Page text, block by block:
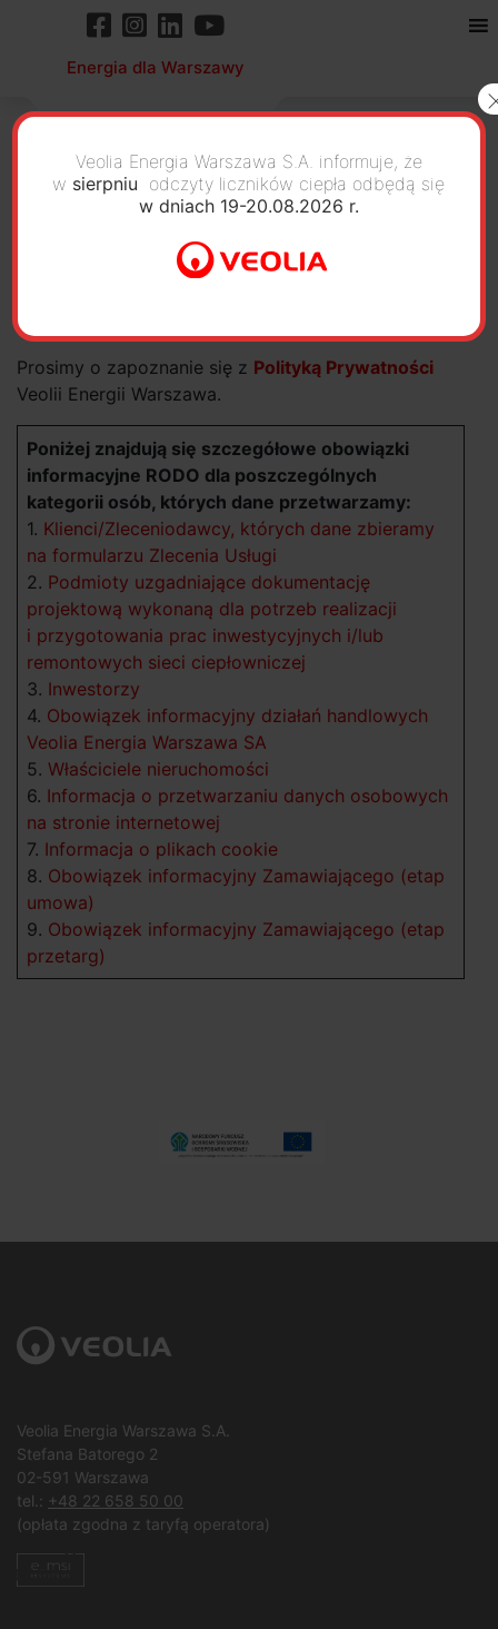
Energia dla Warszawy
Szanowni Państwo,
Prosimy o zapoznanie się z Polityką Prywatności
Veolii Energii Warszawa.
Poniżej znajdują się szczegółowe obowiązki
informacyjne RODO dla poszczególnych
kategorii osób, których dane przetwarzamy:
1. Klienci/Zleceniodawcy, których dane zbieramy
na formularzu Zlecenia Usługi
2. Podmioty uzgadniające dokumentację
projektową wykonaną dla potrzeb realizacji
i przygotowania prac inwestycyjnych i/lub
remontowych sieci ciepłowniczej
3. Inwestorzy
4. Obowiązek informacyjny działań handlowych
Veolia Energia Warszawa SA
5. Właściciele nieruchomości
6. Informacja o przetwarzaniu danych osobowych
na stronie internetowej
7. Informacja o plikach cookie
8. Obowiązek informacyjny Zamawiającego (etap
umowa)
9. Obowiązek informacyjny Zamawiającego (etap
przetarg)
Veolia Energia Warszawa S.A.
Stefana Batorego 2
02-591 Warszawa
tel.: +48 22 658 50 00
(opłata zgodna z taryfą operatora)
Veolia Energia Warszawa S.A. informuje, że
w sierpniu odczyty liczników ciepła odbędą się
w dniach 19-20.08.2026 r.